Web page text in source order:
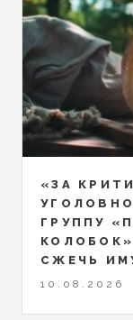
«ЗА
ГРУППУ
СЖЕЧЬ
10.08.2026